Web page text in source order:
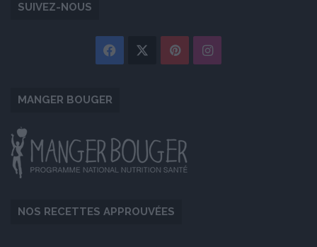
SUIVEZ-NOUS
Facebook PinterestInstagram
MANGER BOUGER
NOS RECETTES APPROUVÉES